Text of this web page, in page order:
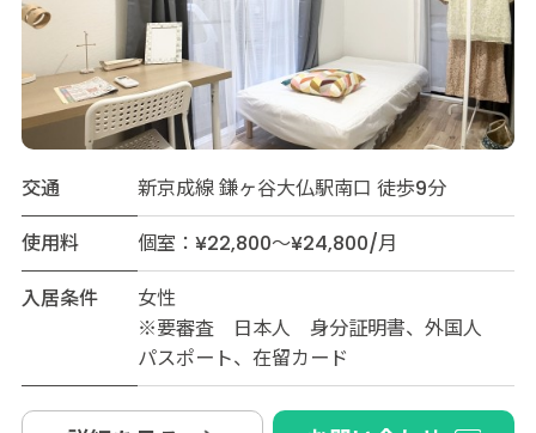
交通
新京成線 鎌ヶ谷大仏駅南口 徒歩9分
使用料
個室：¥22,800～¥24,800/月
入居条件
女性
※要審査 日本人 身分証明書、外国人
パスポート、在留カード